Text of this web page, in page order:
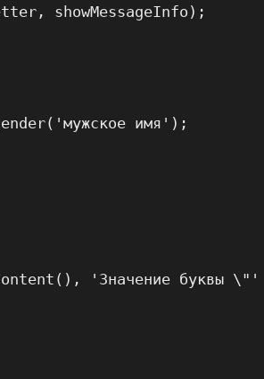
showMessageInfo);
имя');
'Значение буквы